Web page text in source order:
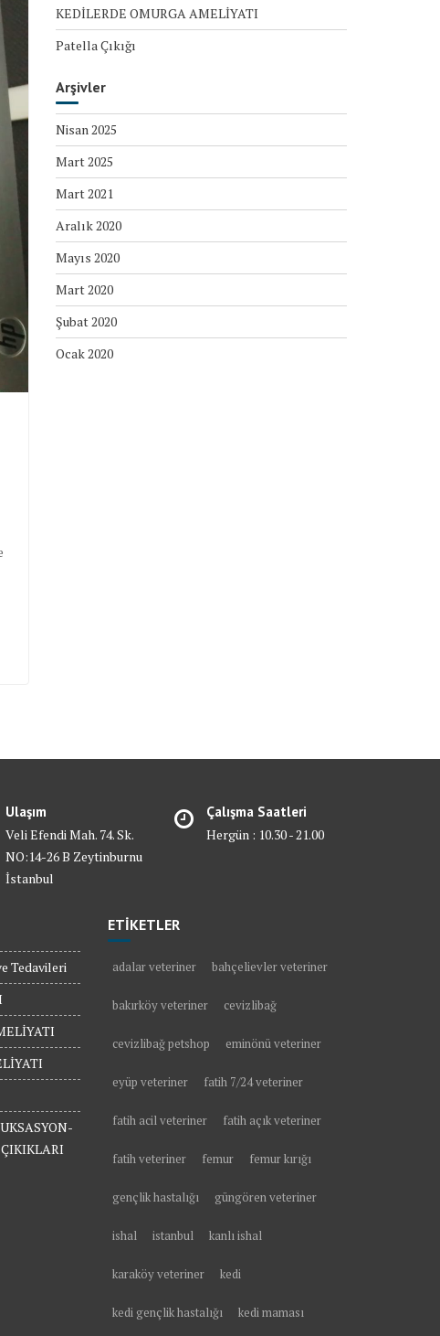
KEDİLERDE OMURGA AMELİYATI
Patella Çıkığı
Arşivler
Nisan 2025
Mart 2025
Mart 2021
Aralık 2020
Mayıs 2020
Mart 2020
Şubat 2020
Ocak 2020
Ulaşım
Veli Efendi Mah. 74. Sk.
NO:14-26 B Zeytinburnu
İstanbul
Çalışma Saatleri
Hergün : 10.30 - 21.00
Tedavileri
ETİKETLER
adalar veteriner bahçelievler veteriner
bakırköy veteriner cevizlibağ
cevizlibağ petshop eminönü veteriner
eyüp veteriner fatih 7/24 veteriner
fatih acil veteriner fatih açık veteriner
fatih veteriner femur femur kırığı
gençlik hastalığı güngören veteriner
ishal istanbul kanlı ishal
karaköy veteriner kedi
kedi gençlik hastalığı kedi maması